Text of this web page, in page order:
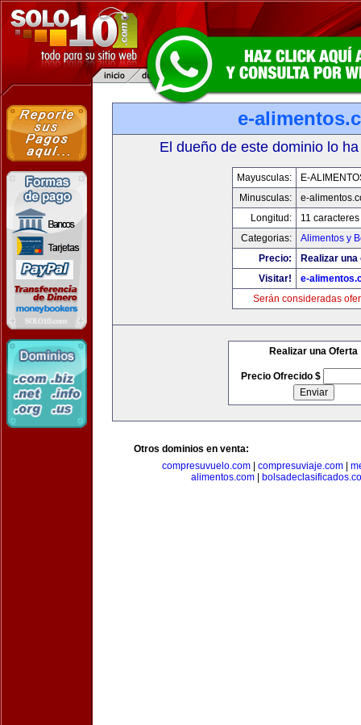
e-
El dueño de este dominio lo
Mayusculas:
E-
Minusculas:
e-
Longitud:
11 caracteres
Categorias:
Alimentos y
Precio:
Realizar
Visitar!
e-
Serán consideradas
Realizar una Oferta
Precio Ofrecido $
Otros dominios en venta:
compresuvuelo.com
compresuviaje.com
alimentos.com